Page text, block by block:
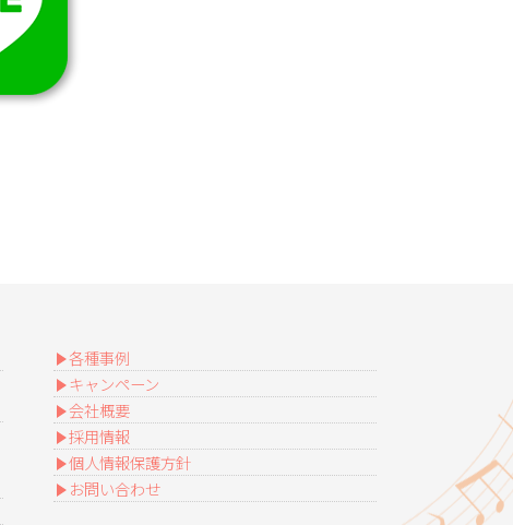
各種事例
キャンペーン
会社概要
採用情報
個人情報保護方針
お問い合わせ